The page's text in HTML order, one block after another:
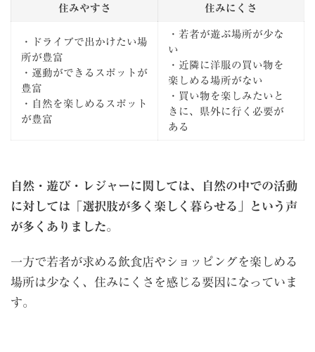
住みやすさ 住みにくさ
・ドライブで出かけたい場
所が豊富
・運動ができるスポットが
豊富
・自然を楽しめるスポット
が豊富
・若者が遊ぶ場所が少な
い
・近隣に洋服の買い物を
楽しめる場所がない
・買い物を楽しみたいと
きに、県外に行く必要が
ある
自然・遊び・レジャーに関しては、自然の中での活動
に対しては「選択肢が多く楽しく暮らせる」という声
が多くありました。
一方で若者が求める飲食店やショッピングを楽しめる
場所は少なく、住みにくさを感じる要因になっていま
す。